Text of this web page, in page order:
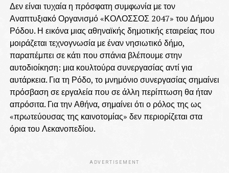
Δεν είναι τυχαία η πρόσφατη συμφωνία με τον
Αναπτυξιακό Οργανισμό «ΚΟΛΟΣΣΟΣ 2047» του Δήμου
Ρόδου. Η εικόνα μιας αθηναϊκής δημοτικής εταιρείας που
μοιράζεται τεχνογνωσία με έναν νησιωτικό δήμο,
παραπέμπει σε κάτι που σπάνια βλέπουμε στην
αυτοδιοίκηση: μια κουλτούρα συνεργασίας αντί για
αυτάρκεια. Για τη Ρόδο, το μνημόνιο συνεργασίας σημαίνει
πρόσβαση σε εργαλεία που σε άλλη περίπτωση θα ήταν
απρόσιτα. Για την Αθήνα, σημαίνει ότι ο ρόλος της ως
«πρωτεύουσας της καινοτομίας» δεν περιορίζεται στα
όρια του Λεκανοπεδίου.
ADVERTISEMENT